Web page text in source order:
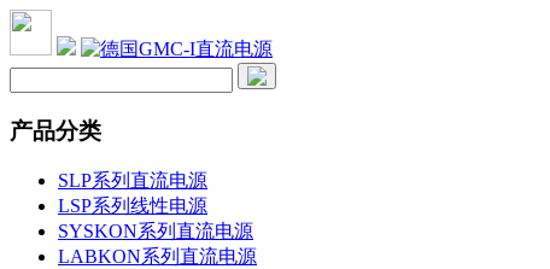
产品分类
SLP系列直流电源
LSP系列线性电源
SYSKON系列直流电源
LABKON系列直流电源